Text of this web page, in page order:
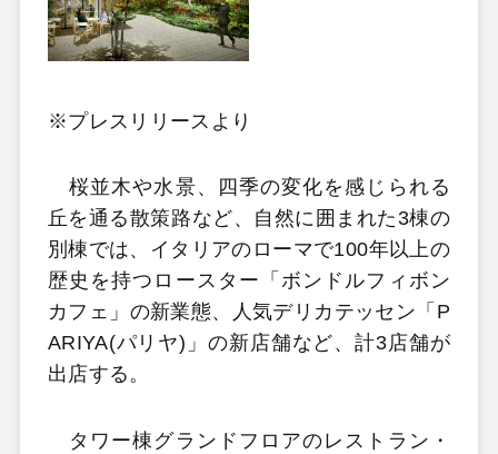
※プレスリリースより
桜並木や水景、四季の変化を感じられる
丘を通る散策路など、自然に囲まれた3棟の
別棟では、イタリアのローマで100年以上の
歴史を持つロースター「ボンドルフィボン
カフェ」の新業態、人気デリカテッセン「P
ARIYA(パリヤ)」の新店舗など、計3店舗が
出店する。
タワー棟グランドフロアのレストラン・